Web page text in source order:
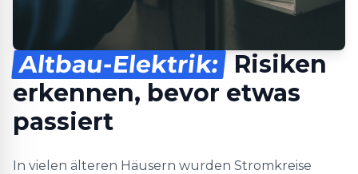
Altbau-Elektrik: Risiken
erkennen, bevor etwas
passiert
In vielen älteren Häusern wurden Stromkreise